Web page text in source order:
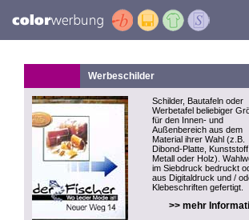
Werbeschilder
Schilder, Bautafeln oder
Werbetafel beliebiger
für den Innen- und
Außenbereich aus dem
Material ihrer Wahl (z.B.
Dibond-Platte, Kunststoff,
Metall oder Holz).
im Siebdruck bedruckt
aus Digitaldruck und /
Klebeschriften gefertigt.
>> mehr